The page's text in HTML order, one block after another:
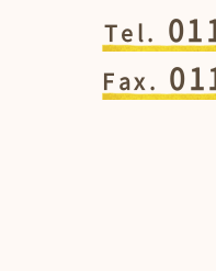
Tel.
Fax.